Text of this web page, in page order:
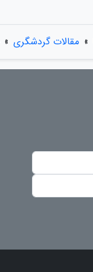
» مقالات گردشگری »